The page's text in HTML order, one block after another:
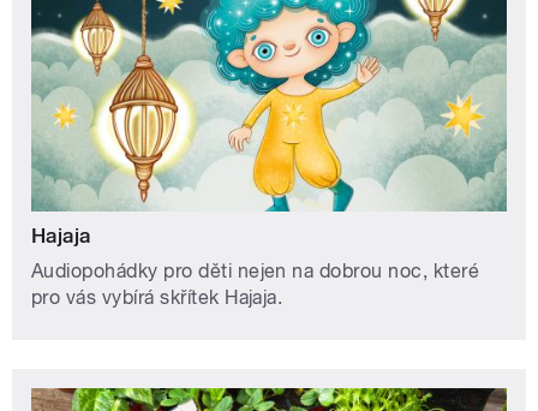
Hajaja
Audiopohádky pro děti nejen na dobrou noc, které
pro vás vybírá skřítek Hajaja.